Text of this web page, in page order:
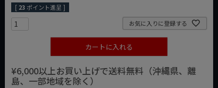
[ 23 ポイント進呈 ]
お気に入りに登録する
カートに入れる
¥6,000以上お買い上げで送料無料（沖縄県、離
島、一部地域を除く）